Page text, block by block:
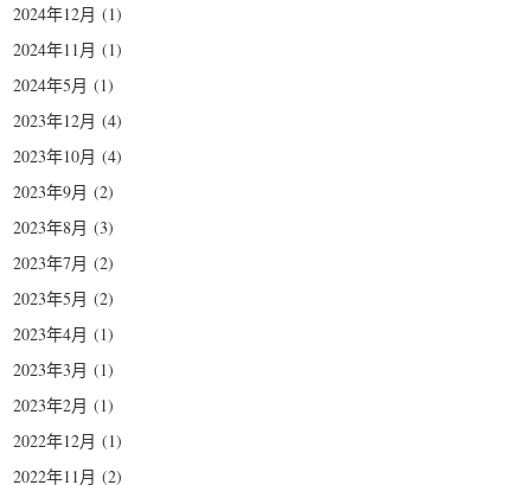
2024年12月 (1)
2024年11月 (1)
2024年5月 (1)
2023年12月 (4)
2023年10月 (4)
2023年9月 (2)
2023年8月 (3)
2023年7月 (2)
2023年5月 (2)
2023年4月 (1)
2023年3月 (1)
2023年2月 (1)
2022年12月 (1)
2022年11月 (2)